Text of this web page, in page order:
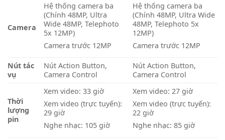
Camera
Hệ thống camera ba
(Chính 48MP, Ultra
Wide 48MP, Telephoto
5x 12MP)
Camera trước 12MP
Hệ thống camera ba
(Chính 48MP, Ultra Wide
48MP, Telephoto 5x
12MP)
Camera trước 12MP
Nút tác
vụ
Nút Action Button,
Camera Control
Nút Action Button,
Camera Control
Thời
lượng
pin
Xem video: 33 giờ
Xem video (trực tuyến):
29 giờ
Nghe nhạc: 105 giờ
Xem video: 27 giờ
Xem video (trực tuyến):
22 giờ
Nghe nhạc: 85 giờ